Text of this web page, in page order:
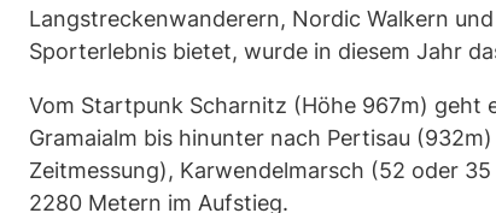
Langstreckenwanderern, Nordic Walkern
Sporterlebnis bietet, wurde in diesem Jahr
Vom Startpunk Scharnitz (Höhe 967m) geht
Gramaialm bis hinunter nach Pertisau
Zeitmessung), Karwendelmarsch (52 oder
2280 Metern im Aufstieg.